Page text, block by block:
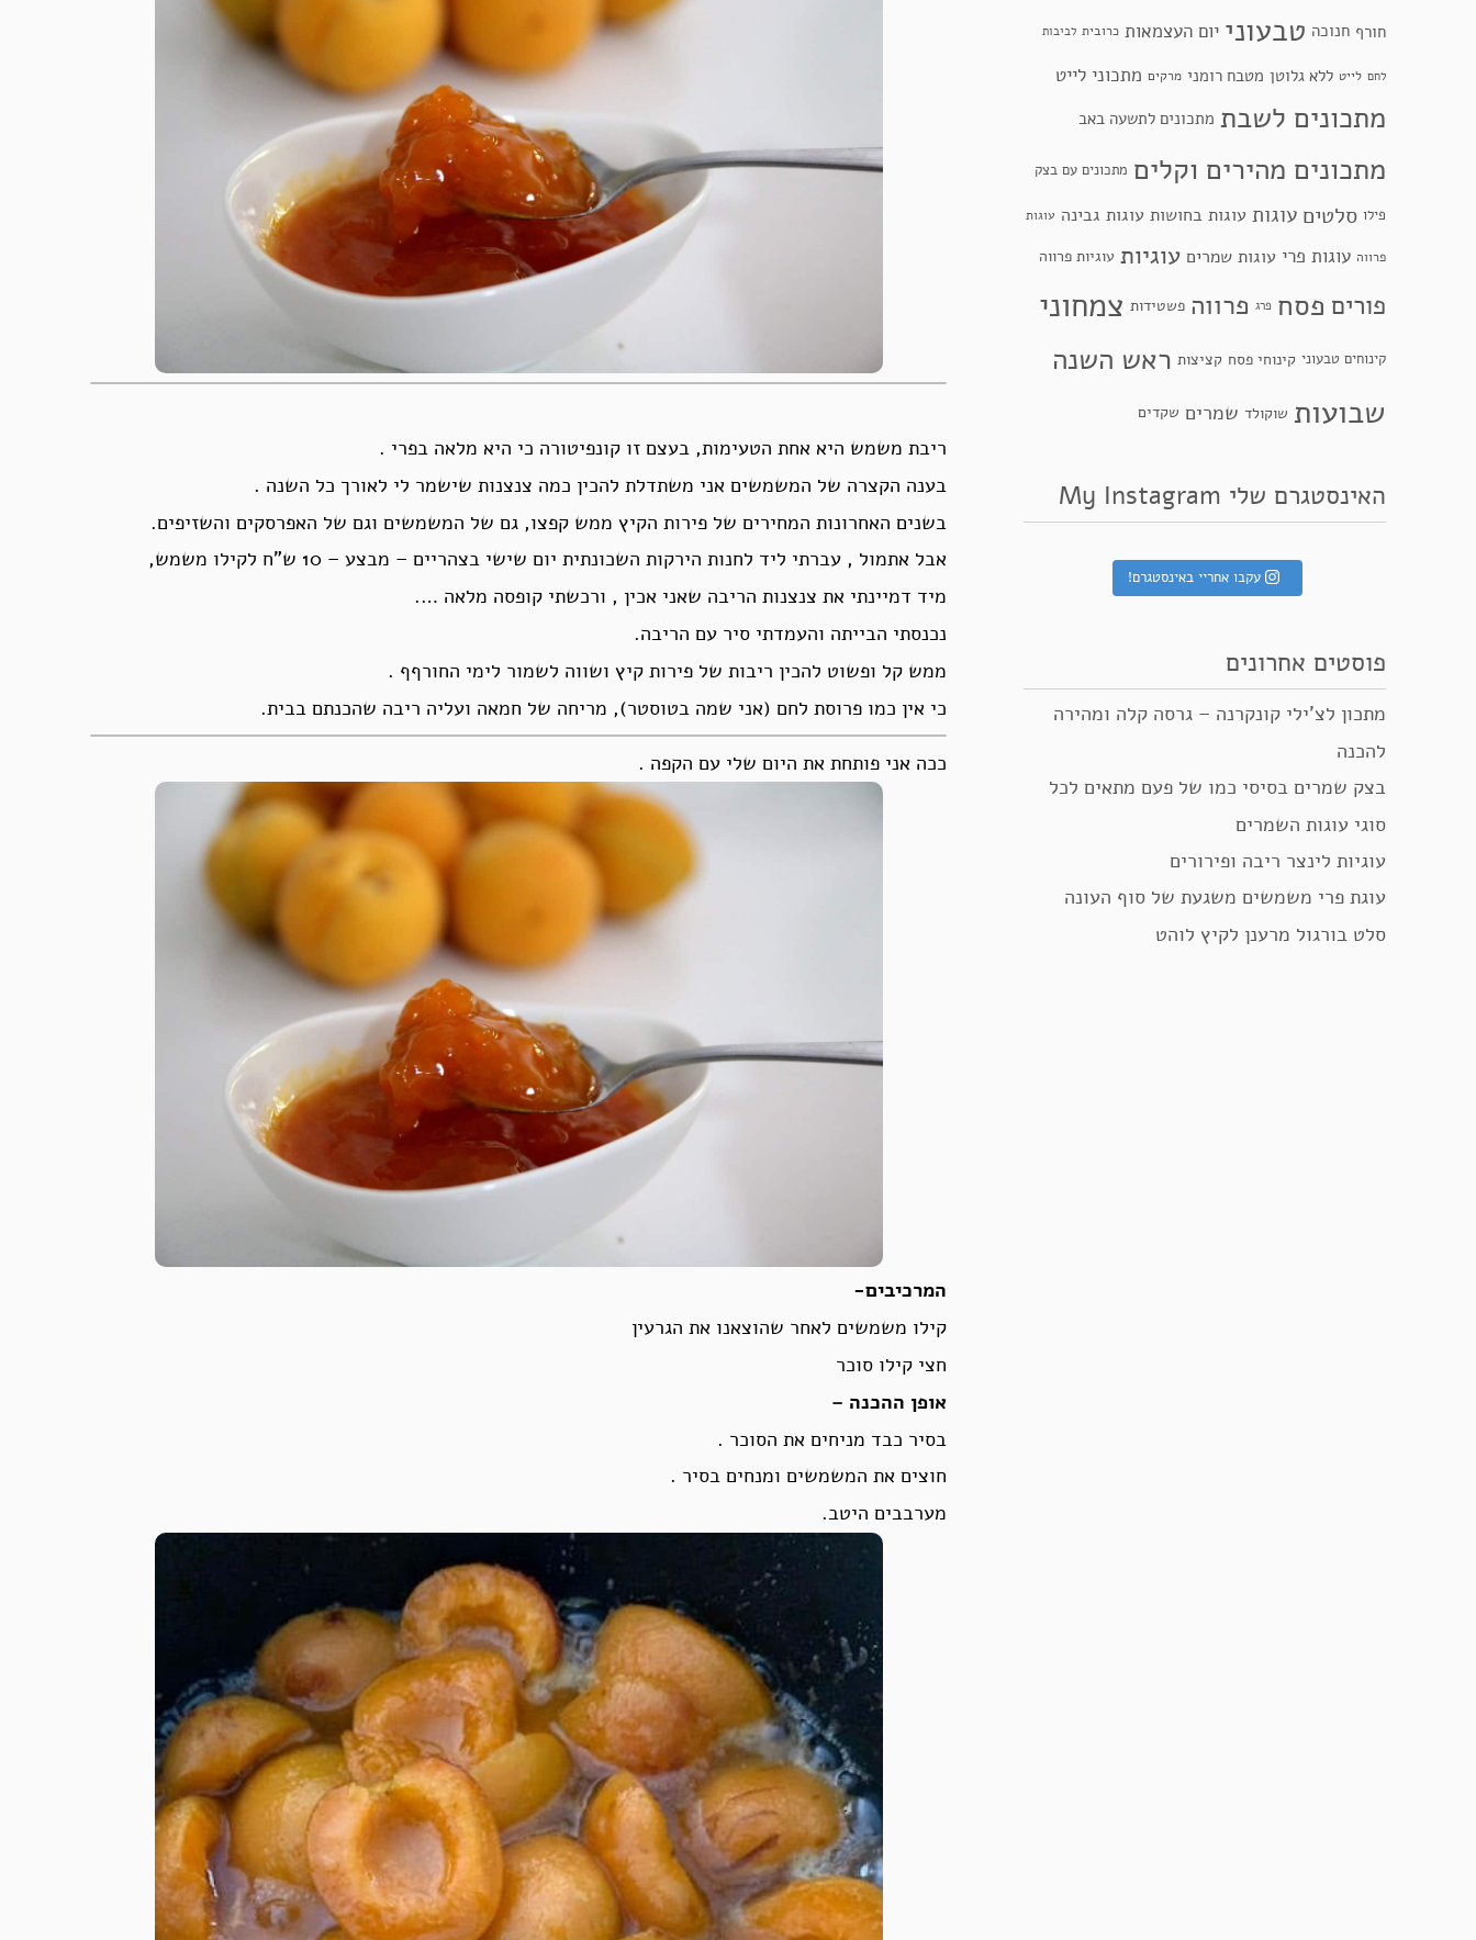
ריבת משמש היא אחת הטעימות, בעצם זו קונפיטורה כי היא מלאה בפרי .
בענה הקצרה של המשמשים אני משתדלת להכין כמה צנצנות שישמר לי לאורך כל השנה .
בשנים האחרונות המחירים של פירות הקיץ ממש קפצו, גם של המשמשים וגם של האפרסקים והשזיפים.
אבל אתמול , עברתי ליד לחנות הירקות השכונתית יום שישי בצהריים – מבצע – 10 ש”ח לקילו משמש,
מיד דמיינתי את צנצנות הריבה שאני אכין , ורכשתי קופסה מלאה ….
נכנסתי הבייתה והעמדתי סיר עם הריבה.
ממש קל ופשוט להכין ריבות של פירות קיץ ושווה לשמור לימי החורףף .
כי אין כמו פרוסת לחם (אני שמה בטוסטר), מריחה של חמאה ועליה ריבה שהכנתם בבית.
ככה אני פותחת את היום שלי עם הקפה .
המרכיבים-
קילו משמשים לאחר שהוצאנו את הגרעין
חצי קילו סוכר
אופן ההכנה –
בסיר כבד מניחים את הסוכר .
חוצים את המשמשים ומנחים בסיר .
מערבבים היטב.
חורף חנוכה טבעוני יום העצמאות כרובית לביבות
לחם לייט ללא גלוטן מטבח רומני מרקים מתכוני לייט
מתכונים לשבת מתכונים לתשעה באב
מתכונים מהירים וקלים מתכונים עם בצק
פילו סלטים עוגות עוגות בחושות עוגות גבינה עוגות
פרווה עוגות פרי עוגות שמרים עוגיות עוגיות פרווה
פורים פסח פרג פרווה פשטידות צמחוני
קינוחים טבעוני קינוחי פסח קציצות ראש השנה
שבועות שוקולד שמרים שקדים
האינסטגרם שלי My Instagram
עקבו אחריי באינסטגרם!
פוסטים אחרונים
מתכון לצ’ילי קונקרנה – גרסה קלה ומהירה
להכנה
בצק שמרים בסיסי כמו של פעם מתאים לכל
סוגי עוגות השמרים
עוגיות לינצר ריבה ופירורים
עוגת פרי משמשים משגעת של סוף העונה
סלט בורגול מרענן לקיץ לוהט